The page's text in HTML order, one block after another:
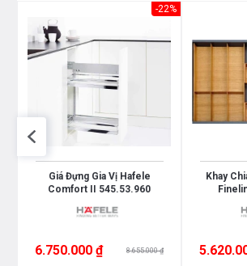
-22%
Giá Đựng Gia Vị Hafele
Comfort II 545.53.960
6.750.000 ₫ 8.655.000 ₫
Khay